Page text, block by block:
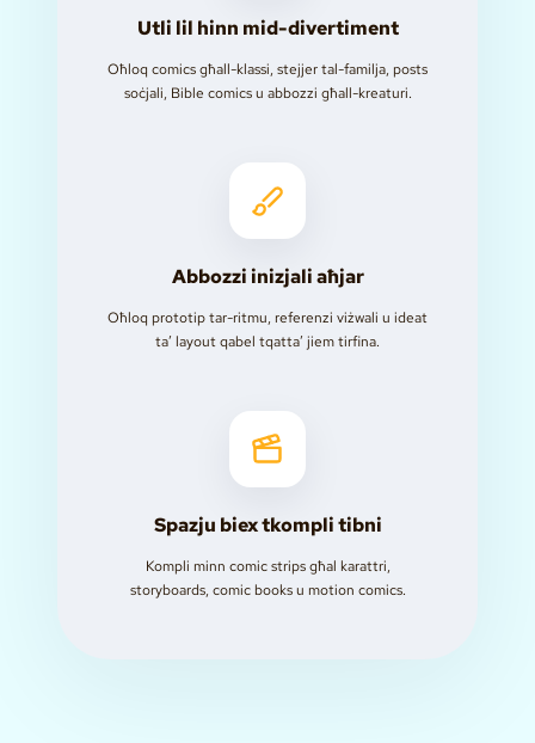
Utli lil hinn mid-divertiment
Oħloq comics għall-klassi, stejjer tal-familja, posts
soċjali, Bible comics u abbozzi għall-kreaturi.
Abbozzi inizjali aħjar
Oħloq prototip tar-ritmu, referenzi viżwali u ideat
ta’ layout qabel tqatta’ jiem tirfina.
Spazju biex tkompli tibni
Kompli minn comic strips għal karattri,
storyboards, comic books u motion comics.